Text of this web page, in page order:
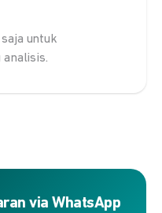
untuk
analisis.
via WhatsApp